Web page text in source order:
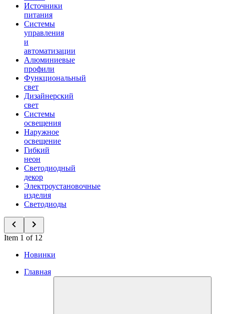
Источники
питания
Системы
управления
и
автоматизации
Алюминиевые
профили
Функциональный
свет
Дизайнерский
свет
Системы
освещения
Наружное
освещение
Гибкий
неон
Светодиодный
декор
Электроустановочные
изделия
Светодиоды
Item 1 of 12
Новинки
Главная